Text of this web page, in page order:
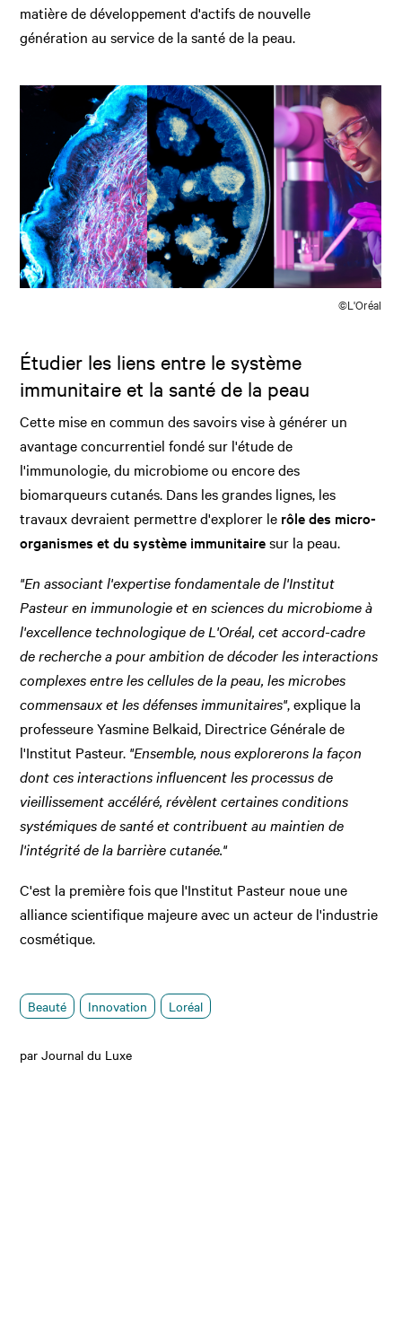
matière de développement d'actifs de nouvelle
génération au service de la santé de la peau.
©L'Oréal
Étudier les liens entre le système
immunitaire et la santé de la peau
Cette mise en commun des savoirs vise à générer un
avantage concurrentiel fondé sur l'étude de
l'immunologie, du microbiome ou encore des
biomarqueurs cutanés. Dans les grandes lignes, les
travaux devraient permettre d'explorer le rôle des micro-
organismes et du système immunitairesur la peau.
"En associant l'expertise fondamentale de l'Institut
Pasteur en immunologie et en sciences du microbiome à
l'excellence technologique de L'Oréal, cet accord-cadre
de recherche a pour ambition de décoder les interactions
complexes entre les cellules de la peau, les microbes
commensaux et les défenses immunitaires", explique la
professeure Yasmine Belkaid, Directrice Générale de
l'Institut Pasteur. "Ensemble, nous explorerons la façon
dont ces interactions influencent les processus de
vieillissement accéléré, révèlent certaines conditions
systémiques de santé et contribuent au maintien de
l'intégrité de la barrière cutanée."
C'est la première fois que l'Institut Pasteur noue une
alliance scientifique majeure avec un acteur de l'industrie
cosmétique.
Beauté Innovation Loréal
par Journal du Luxe